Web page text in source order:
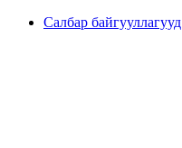
Салбар байгууллагууд